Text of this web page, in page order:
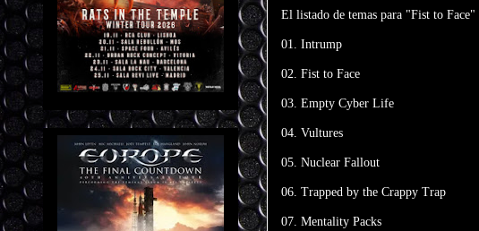
El listado de temas para "Fist to Face"
01. Intrump
02. Fist to Face
03. Empty Cyber Life
04. Vultures
05. Nuclear Fallout
06. Trapped by the Crappy Trap
07. Mentality Packs